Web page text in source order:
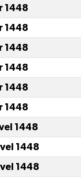
1448
1448
1448
1448
1448
1448
1448
1448
1448